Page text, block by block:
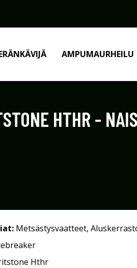
AMPUMAURHEILU
HTHR -
Metsästysvaatteet,
Hthr